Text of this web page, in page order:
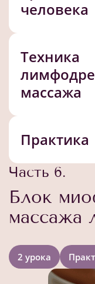
человека
Техника
массажа
Практика
Часть 6.
Блок
массажа
2 урока